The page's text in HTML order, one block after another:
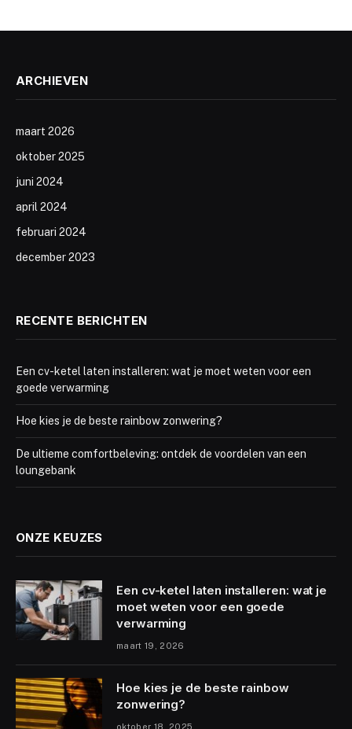
ARCHIEVEN
maart 2026
oktober 2025
juni 2024
april 2024
februari 2024
december 2023
RECENTE BERICHTEN
Een cv-ketel laten installeren: wat je moet weten voor een
goede verwarming
Hoe kies je de beste rainbow zonwering?
De ultieme comfortbeleving: ontdek de voordelen van een
loungebank
ONZE KEUZES
Een cv-ketel laten installeren: wat je
moet weten voor een goede
verwarming
maart 19, 2026
Hoe kies je de beste rainbow
zonwering?
oktober 18, 2025